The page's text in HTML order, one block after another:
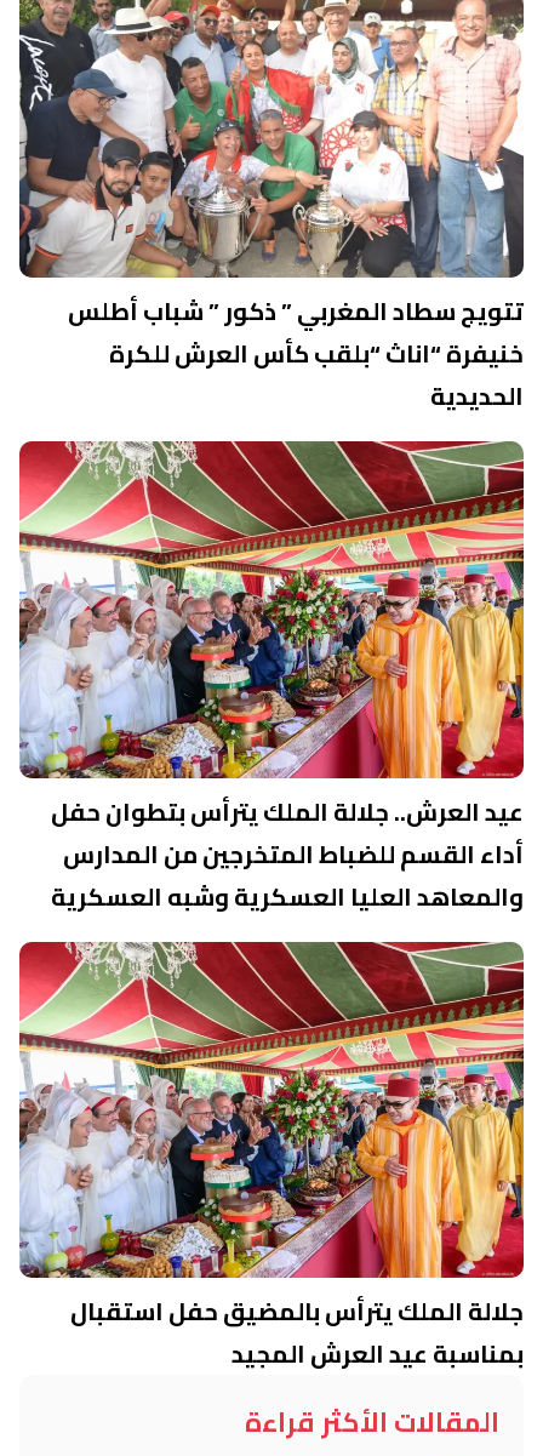
تتويج سطاد المغربي ” ذكور ” شباب أطلس
خنيفرة “اناث “بلقب كأس العرش للكرة
الحديدية
عيد العرش.. جلالة الملك يترأس بتطوان حفل
أداء القسم للضباط المتخرجين من المدارس
والمعاهد العليا العسكرية وشبه العسكرية
جلالة الملك يترأس بالمضيق حفل استقبال
بمناسبة عيد العرش المجيد
المقالات الأكثر قراءة